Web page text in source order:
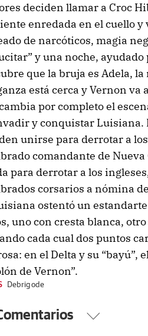
deciden llamar a Croc
enredada en el cuello
de narcóticos, magia
y una noche,
que la bruja es Adela,
está cerca y Vernon va
por completo el
y conquistar
unirse para derrotar a
comandante de
para derrotar a los
corsarios a nómina
ostentó un
uno con cresta blanca,
cada cual dos puntos
en el Delta y su “bayú”,
de Vernon”.
Debrigode